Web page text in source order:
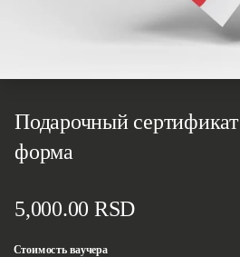
Подарочный
форма
Стандартная цена
5,000.00 RSD
Стоимость ваучера